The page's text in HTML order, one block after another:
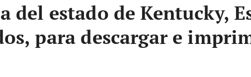
del estado de Kentucky,
para descargar e